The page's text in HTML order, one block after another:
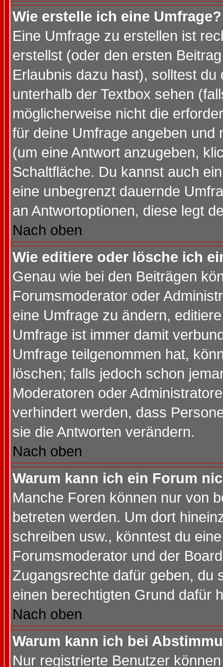
Wie erstelle ich eine Umfrage?
Eine Umfrage zu erstellen ist
erstellst (oder den ersten
Erlaubnis dazu hast), solltest
unterhalb der Textbox sehen
möglicherweise nicht die
für deine Umfrage angeben und
(um eine Antwort anzugeben,
Schaltfläche. Du kannst auch
eine unbegrenzt dauernde
an Antwortoptionen, diese legt
Nach oben
Wie editiere oder lösche ich
Genau wie bei den Beiträgen
Forumsmoderator oder
eine Umfrage zu ändern,
Umfrage ist immer damit
Umfrage teilgenommen hat,
löschen; falls jedoch schon
Moderatoren oder
verhindert werden, dass
sie die Antworten verändern.
Nach oben
Warum kann ich ein Forum
Manche Foren können nur von
betreten werden. Um dort
schreiben usw., könntest du
Forumsmoderator und der
Zugangsrechte dafür geben, du
einen berechtigten Grund dafür
Nach oben
Warum kann ich bei
Nur registrierte Benutzer